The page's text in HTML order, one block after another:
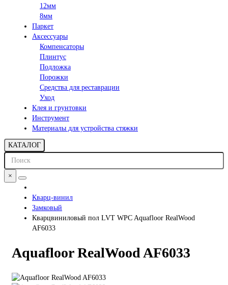
12мм
8мм
Паркет
Аксессуары
Компенсаторы
Плинтус
Подложка
Порожки
Средства для реставрации
Уход
Клея и грунтовки
Инструмент
Материалы для устройства стяжки
КАТАЛОГ
×
Кварц-винил
Замковый
Кварцвиниловый пол LVT WPC Aquafloor RealWood
AF6033
Aquafloor RealWood AF6033